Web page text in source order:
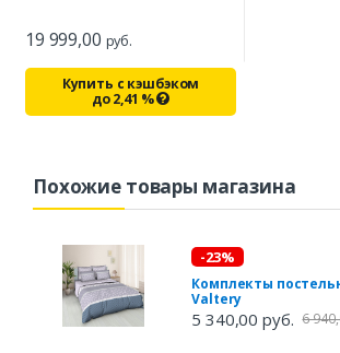
19 999,00 руб.
Купить с кэшбэком
до2,41 %
Похожие товары магазина
-23%
Комплекты
Valtery
5 340,00 руб. 6